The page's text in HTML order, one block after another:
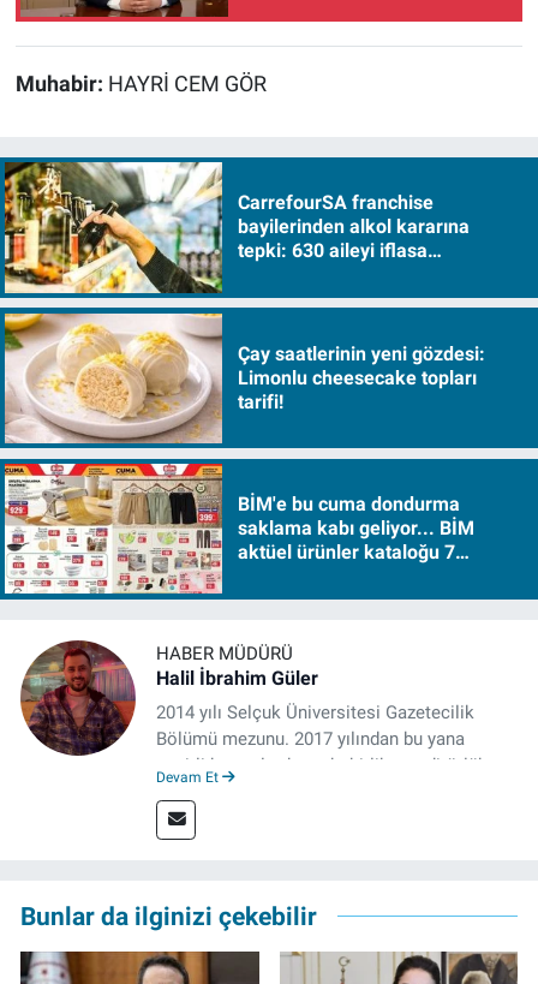
Muhabir: HAYRİ CEM GÖR
CarrefourSA franchise
bayilerinden alkol kararına
tepki: 630 aileyi iflasa
Çay saatlerinin yeni gözdesi:
Limonlu cheesecake topları
tarifi!
BİM'e bu cuma dondurma
saklama kabı geliyor... BİM
aktüel ürünler kataloğu 7
HABER MÜDÜRÜ
Halil İbrahim Güler
2014 yılı Selçuk Üniversitesi Gazetecilik
Bölümü mezunu. 2017 yılından bu yana
çeşitli kurumlarda muhabirlik ve editörlük
müdürü olarak devam ediyor.
Devam Et
Bunlar da ilginizi çekebilir